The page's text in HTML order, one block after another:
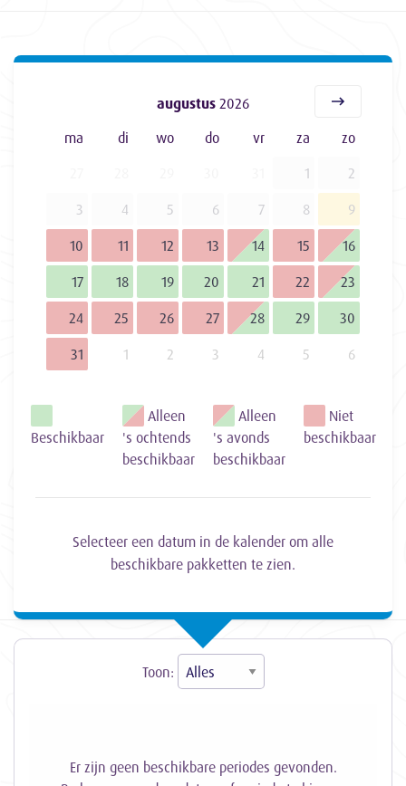
augustus 2026
ma
di wo do vr za
zo
1
2
3
4 5 6 7 8
9
10
11 12 13 14 15
16
17
18 19 20 21 22
23
24
25 26 27 28 29
30
31
1 2 3 4 5 6
Beschikbaar
Alleen
's ochtends
beschikbaar
Alleen
's avonds
beschikbaar
Niet
beschikbaar
Selecteer een datum in de kalender om alle
beschikbare pakketten te zien.
Toon:
Er zijn geen beschikbare periodes gevonden.